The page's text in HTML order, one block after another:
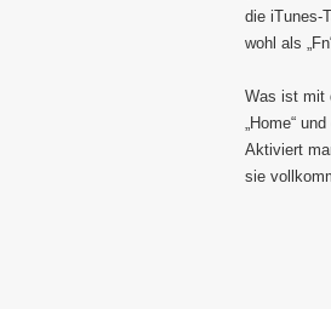
die iTunes-
wohl als
Was ist mit
„Home“
Aktiviert
sie